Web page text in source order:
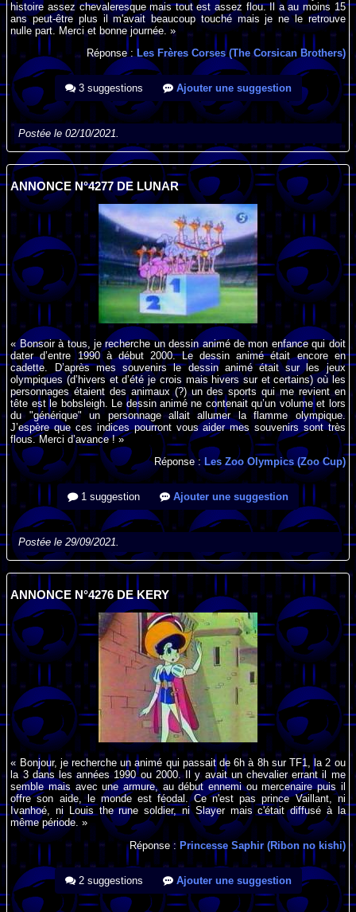
histoire assez chevaleresque mais tout est assez flou. Il a au moins 15
ans peut-être plus il m'avait beaucoup touché mais je ne le retrouve
nulle part. Merci et bonne journée. »
Réponse :Les Frères Corses (The Corsican Brothers)
3 suggestions Ajouter une suggestion
Postée le 02/10/2021.
ANNONCE N°4277 DE LUNAR
« Bonsoir à tous, je recherche un dessin animé de mon enfance qui doit
dater d’entre 1990 à début 2000. Le dessin animé était encore en
cadette. D’après mes souvenirs le dessin animé était sur les jeux
olympiques (d’hivers et d’été je crois mais hivers sur et certains) où les
personnages étaient des animaux (?) un des sports qui me revient en
tête est le bobsleigh. Le dessin animé ne contenait qu’un volume et lors
du "générique" un personnage allait allumer la flamme olympique.
J’espère que ces indices pourront vous aider mes souvenirs sont très
flous. Merci d’avance ! »
Réponse :Les Zoo Olympics (Zoo Cup)
1 suggestion Ajouter une suggestion
Postée le 29/09/2021.
ANNONCE N°4276 DE KERY
« Bonjour, je recherche un animé qui passait de 6h à 8h sur TF1, la 2 ou
la 3 dans les années 1990 ou 2000. Il y avait un chevalier errant il me
semble mais avec une armure, au début ennemi ou mercenaire puis il
offre son aide, le monde est féodal. Ce n'est pas prince Vaillant, ni
Ivanhoé, ni Louis the rune soldier, ni Slayer mais c'était diffusé à la
même période. »
Réponse : Princesse Saphir (Ribon no kishi)
2 suggestions Ajouter une suggestion